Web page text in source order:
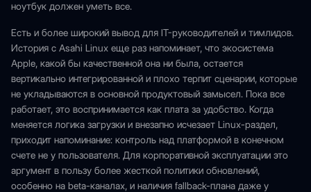
ноутбук должен уметь все.
Есть и более широкий вывод для IT-руководителей и тимлидов.
История с Asahi Linux еще раз напоминает, что экосистема
Apple, какой бы качественной она ни была, остается
вертикально интегрированной и плохо терпит сценарии, которые
не укладываются в основной продуктовый замысел. Пока все
работает, это воспринимается как плата за удобство. Когда
меняется логика загрузки и внезапно исчезает Linux-раздел,
приходит напоминание: контроль над платформой в конечном
счете не у пользователя. Для корпоративной эксплуатации это
аргумент в пользу более жесткой политики обновлений,
особенно на beta-каналах, и наличия fallback-плана даже у